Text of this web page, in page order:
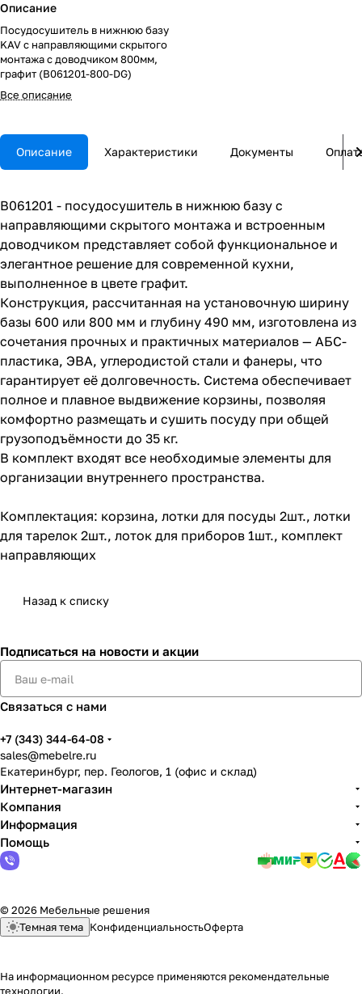
Описание
Посудосушитель в нижнюю базу
KAV с направляющими скрытого
монтажа с доводчиком 800мм,
графит (B061201-800-DG)
Все описание
Описание Характеристики Документы
B061201 - посудосушитель в нижнюю базу с
направляющими скрытого монтажа и встроенным
доводчиком представляет собой функциональное и
элегантное решение для современной кухни,
выполненное в цвете графит.
Конструкция, рассчитанная на установочную ширину
базы 600 или 800 мм и глубину 490 мм, изготовлена из
сочетания прочных и практичных материалов — АБС-
пластика, ЭВА, углеродистой стали и фанеры, что
гарантирует её долговечность. Система обеспечивает
полное и плавное выдвижение корзины, позволяя
комфортно размещать и сушить посуду при общей
грузоподъёмности до 35 кг.
В комплект входят все необходимые элементы для
организации внутреннего пространства.
Комплектация: корзина, лотки для посуды 2шт., лотки
для тарелок 2шт., лоток для приборов 1шт., комплект
направляющих
Назад к списку
Подписаться на новости и акции
Связаться с нами
+7 (343) 344-64-08
sales@mebelre.ru
Екатеринбург, пер. Геологов, 1 (офис и склад)
Интернет-магазин
Компания
Информация
Помощь
© 2026 Мебельные решения
Темная тема КонфиденциальностьОферта
На информационном ресурсе применяются рекомендательные
технологии.